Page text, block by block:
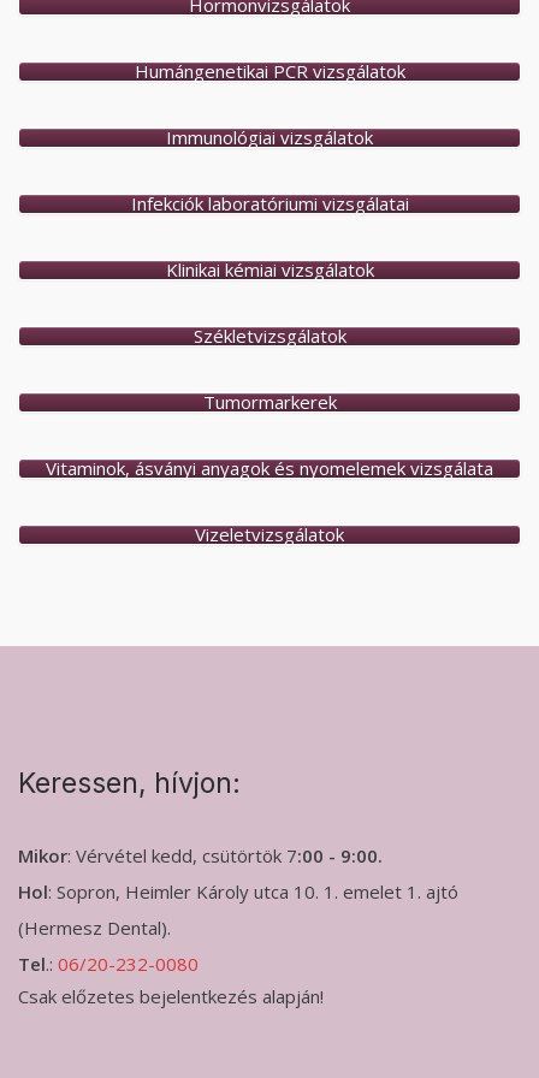
Humángenetikai PCR vizsgálatok
Immunológiai vizsgálatok
Infekciók laboratóriumi vizsgálatai
Klinikai kémiai vizsgálatok
Székletvizsgálatok
Tumormarkerek
Vitaminok, ásványi anyagok és nyomelemek vizsgálata
Vizeletvizsgálatok
Keressen, hívjon:
Mikor: Vérvétel kedd, csütörtök 7:00 - 9:00.
Hol: Sopron, Heimler Károly utca 10. 1. emelet 1. ajtó
(Hermesz Dental).
Tel.: 06/20-232-0080
Csak előzetes bejelentkezés alapján!